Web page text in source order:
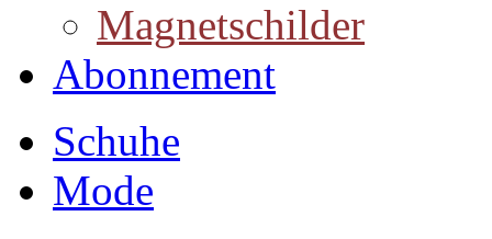
Magnetschilder
Abonnement
Schuhe
Mode